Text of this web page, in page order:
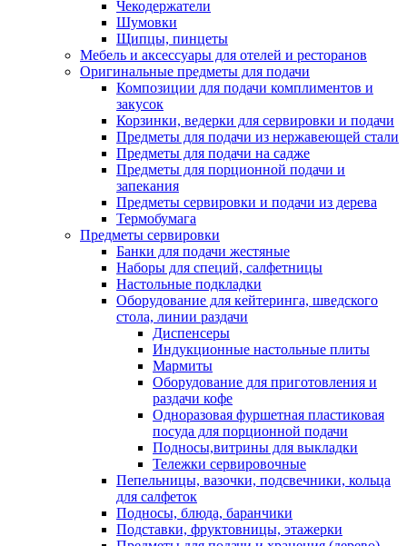
Чекодержатели
Шумовки
Щипцы, пинцеты
Мебель и аксессуары для отелей и ресторанов
Оригинальные предметы для подачи
Композиции для подачи комплиментов и
закусок
Корзинки, ведерки для сервировки и подачи
Предметы для подачи из нержавеющей стали
Предметы для подачи на садже
Предметы для порционной подачи и
запекания
Предметы сервировки и подачи из дерева
Термобумага
Предметы сервировки
Банки для подачи жестяные
Наборы для специй, салфетницы
Настольные подкладки
Оборудование для кейтеринга, шведского
стола, линии раздачи
Диспенсеры
Индукционные настольные плиты
Мармиты
Оборудование для приготовления и
раздачи кофе
Одноразовая фуршетная пластиковая
посуда для порционной подачи
Подносы,витрины для выкладки
Тележки сервировочные
Пепельницы, вазочки, подсвечники, кольца
для салфеток
Подносы, блюда, баранчики
Подставки, фруктовницы, этажерки